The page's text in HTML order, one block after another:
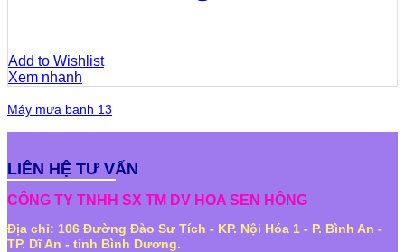
Add to Wishlist
Xem nhanh
Máy mưa banh 13
LIÊN HỆ TƯ VẤN
CÔNG TY TNHH SX TM DV HOA SEN HỒNG
Địa chỉ: 106 Đường Đào Sư Tích - KP. Nội Hóa 1 - P. Bình An -
TP. Dĩ An - tỉnh Bình Dương.